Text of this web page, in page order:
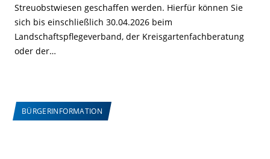
Streuobstwiesen geschaffen werden. Hierfür können Sie
sich bis einschließlich 30.04.2026 beim
Landschaftspflegeverband, der Kreisgartenfachberatung
oder der…
BÜRGERINFORMATION